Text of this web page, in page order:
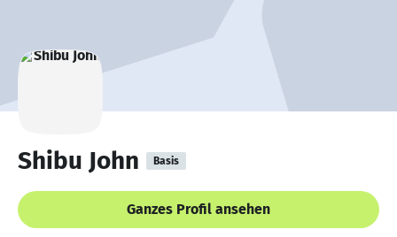
Shibu John Basis
Ganzes Profil ansehen